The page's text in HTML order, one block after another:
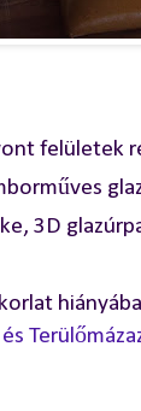
felületek
3D